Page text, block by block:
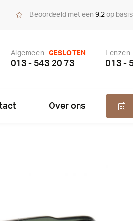
Beoordeeld met een9.2 op
Algemeen GESLOTEN
013 - 543 20 73
Lenzen
013 -
Over ons